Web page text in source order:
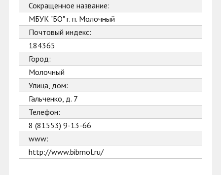
Сокращенное название:
МБУК "БО" г. п. Молочный
Почтовый индекс:
184365
Город:
Молочный
Улица, дом:
Гальченко, д. 7
Телефон:
8 (81553) 9-13-66
www:
http://www.bibmol.ru/